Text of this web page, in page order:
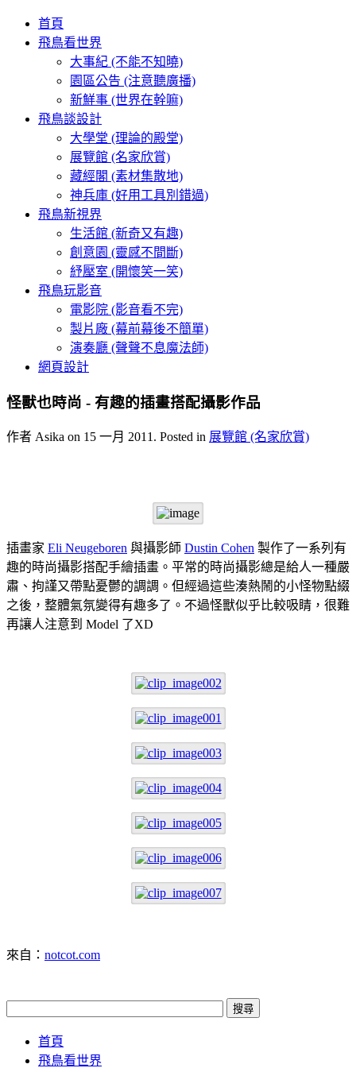
首頁
飛鳥看世界
大事紀 (不能不知曉)
園區公告 (注意聽廣播)
新鮮事 (世界在幹嘛)
飛鳥談設計
大學堂 (理論的殿堂)
展覽館 (名家欣賞)
藏經閣 (素材集散地)
神兵庫 (好用工具別錯過)
飛鳥新視界
生活館 (新奇又有趣)
創意園 (靈感不間斷)
紓壓室 (開懷笑一笑)
飛鳥玩影音
電影院 (影音看不完)
製片廠 (幕前幕後不簡單)
演奏廳 (聲聲不息魔法師)
網頁設計
怪獸也時尚 - 有趣的插畫搭配攝影作品
作者 Asika on 15 一月 2011. Posted in 展覽館 (名家欣賞)
插畫家 Eli Neugeboren 與攝影師 Dustin Cohen 製作了一系列有
趣的時尚攝影搭配手繪插畫。平常的時尚攝影總是給人一種嚴
肅、拘謹又帶點憂鬱的調調。但經過這些湊熱鬧的小怪物點綴
之後，整體氣氛變得有趣多了。不過怪獸似乎比較吸睛，很難
再讓人注意到 Model 了XD
來自： notcot.com
首頁
飛鳥看世界